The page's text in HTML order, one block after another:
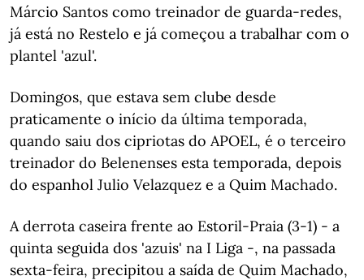
Márcio Santos como treinador de guarda-redes,
já está no Restelo e já começou a trabalhar com o
plantel 'azul'.
Domingos, que estava sem clube desde
praticamente o início da última temporada,
quando saiu dos cipriotas do APOEL, é o terceiro
treinador do Belenenses esta temporada, depois
do espanhol Julio Velazquez e a Quim Machado.
A derrota caseira frente ao Estoril-Praia (3-1) - a
quinta seguida dos 'azuis' na I Liga -, na passada
sexta-feira, precipitou a saída de Quim Machado,